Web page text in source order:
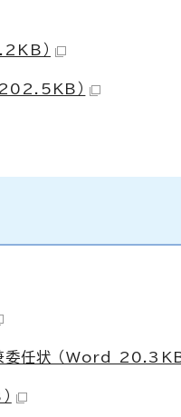
）
）
委任状 （Word 20.3KB